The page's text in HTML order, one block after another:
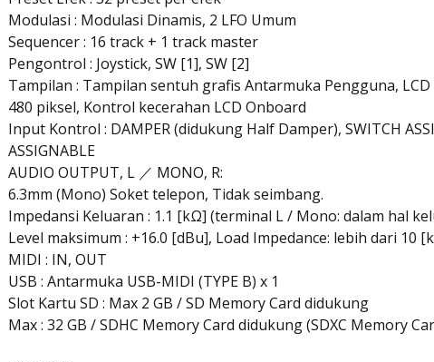
Modulasi : Modulasi Dinamis, 2 LFO Umum
Sequencer : 16 track + 1 track master
Pengontrol : Joystick, SW [1], SW [2]
Tampilan : Tampilan sentuh grafis Antarmuka Pengguna, LCD
480 piksel, Kontrol kecerahan LCD Onboard
Input Kontrol : DAMPER (didukung Half Damper), SWITCH
ASSIGNABLE
AUDIO OUTPUT, L ／ MONO, R:
6.3mm (Mono) Soket telepon, Tidak seimbang.
Impedansi Keluaran : 1.1 [kΩ] (terminal L / Mono: dalam hal
Level maksimum : +16.0 [dBu], Load Impedance: lebih dari 10
MIDI : IN, OUT
USB : Antarmuka USB-MIDI (TYPE B) x 1
Slot Kartu SD : Max 2 GB / SD Memory Card didukung
Max : 32 GB / SDHC Memory Card didukung (SDXC Memory